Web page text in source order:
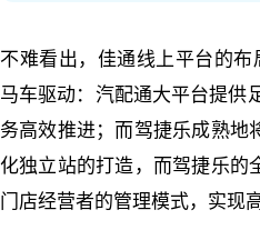
不难看出，佳通线上平台的布
马车驱动：汽配通大平台提供
务高效推进；而驾捷乐成熟地
化独立站的打造，而驾捷乐的
门店经营者的管理模式，实现